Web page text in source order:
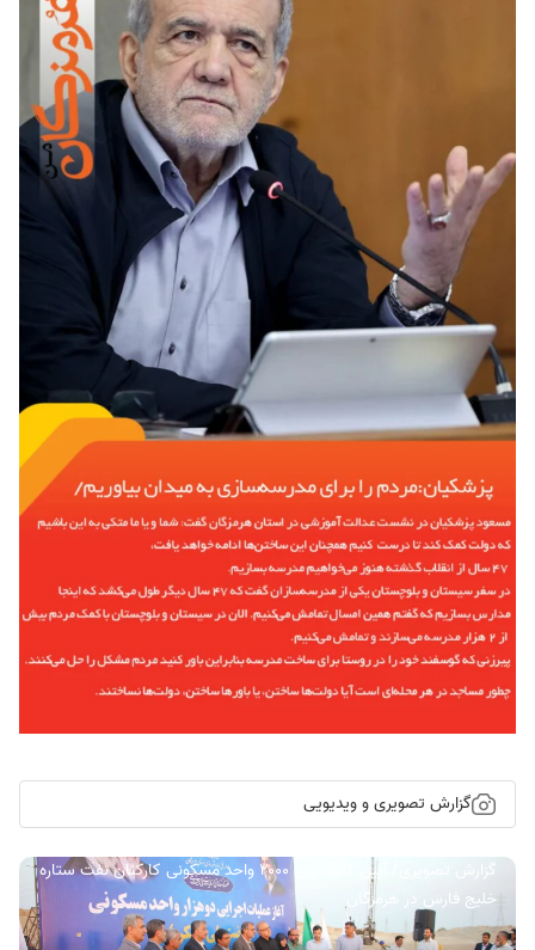
گزارش تصویری و ویدیویی
گزارش تصویری/ آیین کلنگ زنی ۲۰۰۰ واحد مسکونی کارکنان نفت ستاره
خلیج فارس در هرمزگان